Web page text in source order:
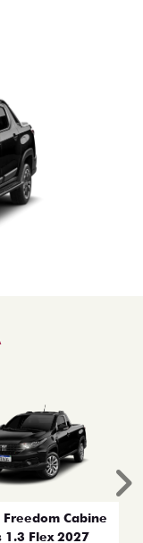
Freedom Cabine
1.3 Flex 2027